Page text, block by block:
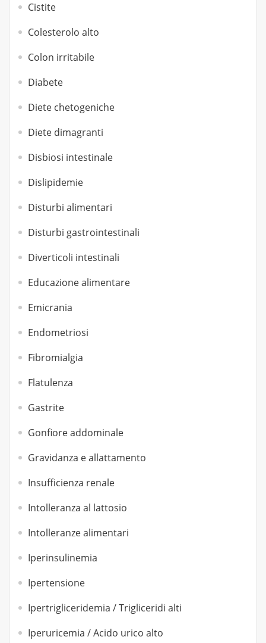
Cistite
Colesterolo alto
Colon irritabile
Diabete
Diete chetogeniche
Diete dimagranti
Disbiosi intestinale
Dislipidemie
Disturbi alimentari
Disturbi gastrointestinali
Diverticoli intestinali
Educazione alimentare
Emicrania
Endometriosi
Fibromialgia
Flatulenza
Gastrite
Gonfiore addominale
Gravidanza e allattamento
Insufficienza renale
Intolleranza al lattosio
Intolleranze alimentari
Iperinsulinemia
Ipertensione
Ipertrigliceridemia / Trigliceridi alti
Iperuricemia / Acido urico alto